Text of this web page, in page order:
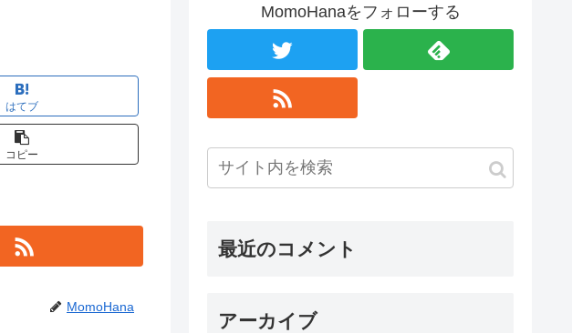
はてブ
コピー
MomoHana
MomoHanaをフォローする
最近のコメント
アーカイブ